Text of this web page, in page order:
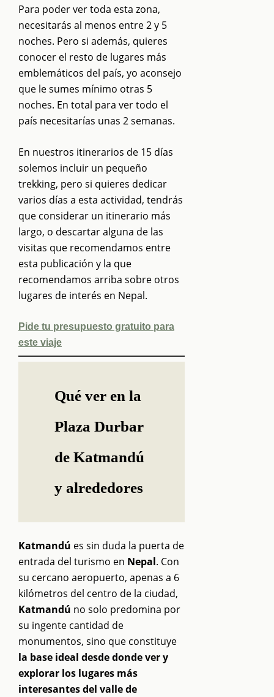
Para poder ver toda esta zona,
necesitarás al menos entre 2 y 5
noches. Pero si además, quieres
conocer el resto de lugares más
emblemáticos del país, yo aconsejo
que le sumes mínimo otras 5
noches. En total para ver todo el
país necesitarías unas 2 semanas.
En nuestros itinerarios de 15 días
solemos incluir un pequeño
trekking, pero si quieres dedicar
varios días a esta actividad, tendrás
que considerar un itinerario más
largo, o descartar alguna de las
visitas que recomendamos entre
esta publicación y la que
recomendamos arriba sobre otros
lugares de interés en Nepal.
Pide tu presupuesto gratuito para
este viaje
Qué ver en la
Plaza Durbar
de Katmandú
y alrededores
Katmandú es sin duda la puerta de
entrada del turismo en Nepal. Con
su cercano aeropuerto, apenas a 6
kilómetros del centro de la ciudad,
Katmandú no solo predomina por
su ingente cantidad de
monumentos, sino que constituye
la base ideal desde donde ver y
explorar los lugares más
interesantes del valle de